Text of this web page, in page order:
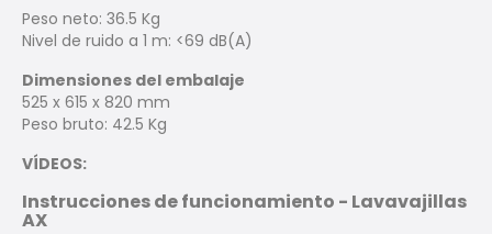
Peso neto: 36.5 Kg
Nivel de ruido a 1 m: <69 dB(A)
Dimensiones del embalaje
525 x 615 x 820 mm
Peso bruto: 42.5 Kg
VÍDEOS:
Instrucciones de funcionamiento - Lavavajillas
AX